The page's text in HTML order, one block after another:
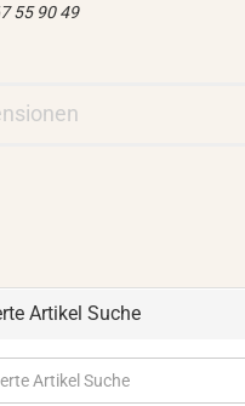
55 90 49
Artikel Suche